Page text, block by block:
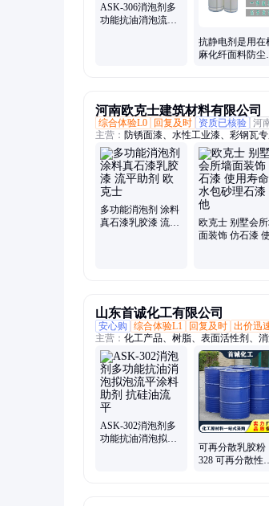
ASK-306消泡剂多
功能抗油消泡流平
抗静电剂是用在
麻化纤面料防尘
河南欧克士建筑材料有限公司
综合体验L0
回复及时 资质已核验 河
主营： 防锈面漆、水性工业漆、彩钢瓦
方、仿石漆、真石漆、水性氟碳漆
多功能消泡剂 涂料
真石漆乳胶漆 流平
欧克士 别墅会
面装饰 仿石漆
山东首诚化工有限公司
安心购
综合体验L1 回复及时 出价迅
主营： 化工产品、树脂、表面活性剂、
剂、固化剂、抗静电剂、脱膜剂、起泡
妆品级原料、油包水乳化剂、水包油乳
剂、水性硬脂酸锌、塑料抗静电剂、环
甲基硅油、水溶性硅油、CAB系列起泡剂
ASK-302消泡剂多
功能抗油消泡拟泡
可再分散乳胶粉
328 可再分散性